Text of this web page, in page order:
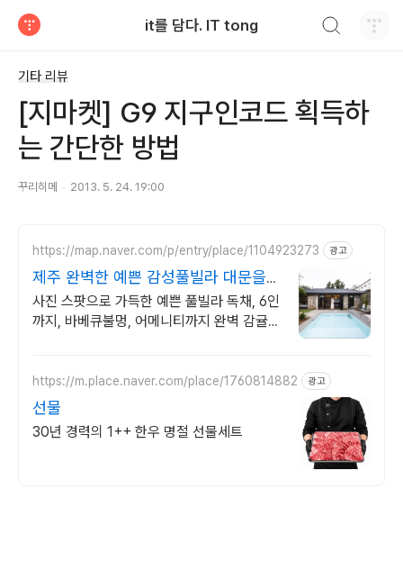
it를 담다. IT tong
기타 리뷰
[지마켓] G9 지구인코드 획득하
는 간단한 방법
꾸리히메 2013. 5. 24. 19:00
https://map.naver.com/p/entry/place/1104923273 광고
제주 완벽한 예쁜 감성풀빌라 대문을
여는 순간 예쁨 가득
사진 스팟으로 가득한 예쁜 풀빌라 독채, 6인
까지, 바베큐불멍, 어메니티까지 완벽 감귤로
https://m.place.naver.com/place/1760814882 광고
선물
30년 경력의 1++ 한우 명절 선물세트